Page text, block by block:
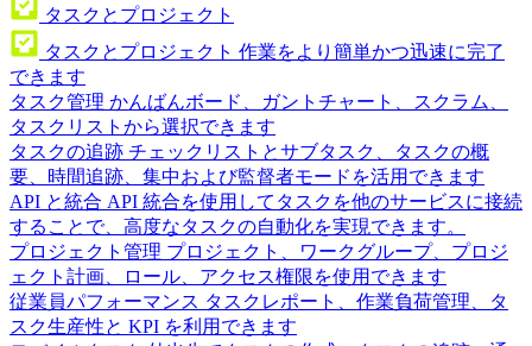
タスクとプロジェクト
タスクとプロジェクト 作業をより簡単かつ迅速に完了
できます
タスク管理 かんばんボード、ガントチャート、スクラム、
タスクリストから選択できます
タスクの追跡 チェックリストとサブタスク、タスクの概
要、時間追跡、集中および監督者モードを活用できます
API と統合 API 統合を使用してタスクを他のサービスに接続
することで、高度なタスクの自動化を実現できます。
プロジェクト管理 プロジェクト、ワークグループ、プロジ
ェクト計画、ロール、アクセス権限を使用できます
従業員パフォーマンス タスクレポート、作業負荷管理、タ
スク生産性と KPI を利用できます